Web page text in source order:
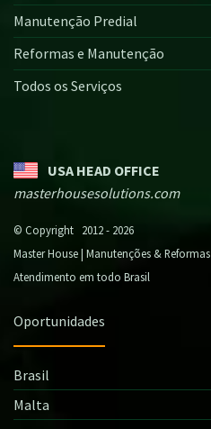
Manutenção Predial
Reformas e Manutenção
Todos os Serviços
USA HEAD OFFICE
masterhousesolutions.com
© Copyright 2012 - 2026
Master House | Manutenções & Reformas
Atendimento em todo Brasil
Oportunidades
Brasil
Malta